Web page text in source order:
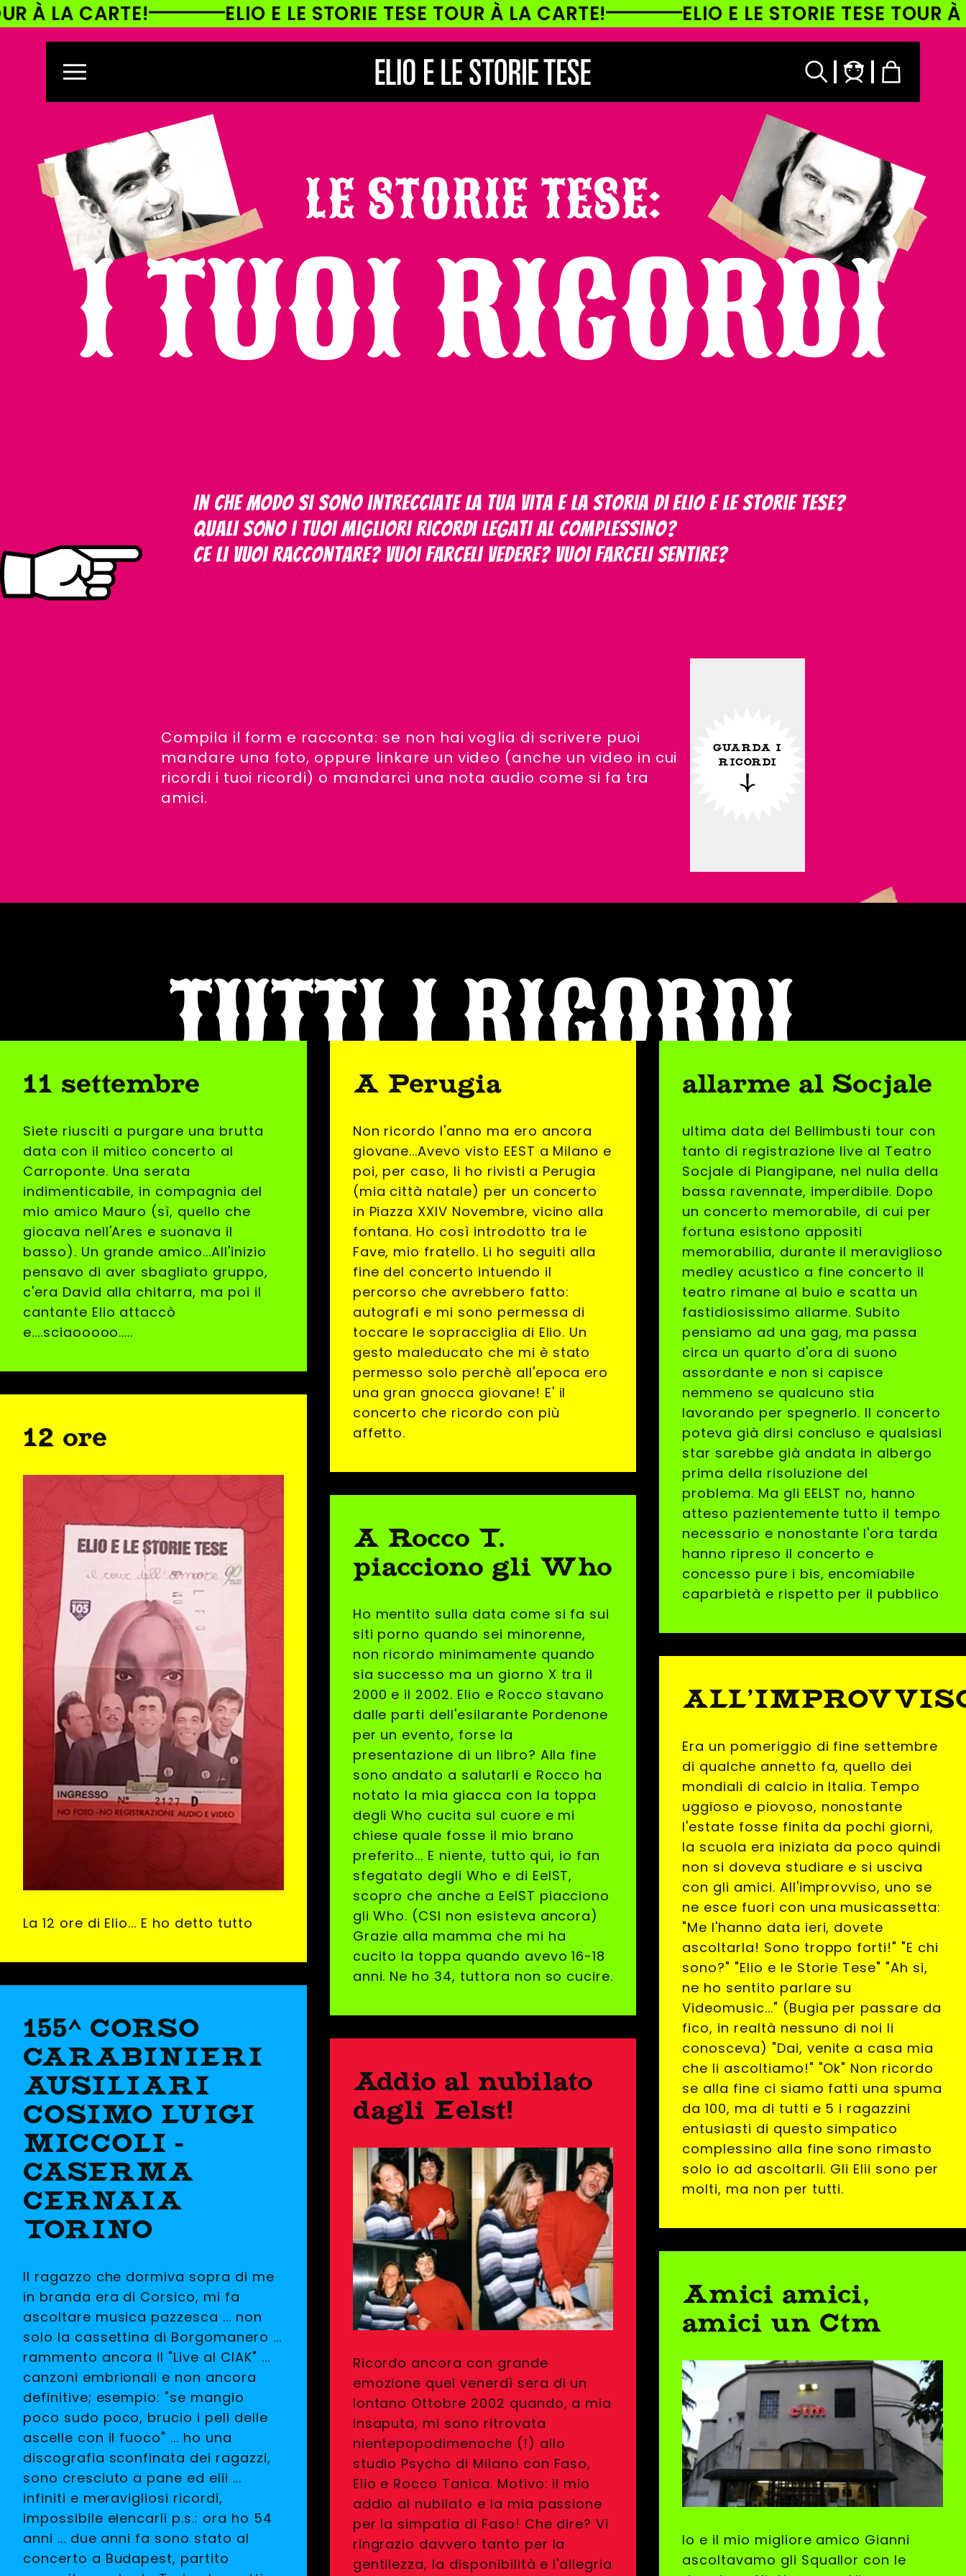
ELIO E LE STORIE TESE TOUR À LA CARTE! ELIO E LE STORIE TESE TOUR À LA CARTE!
Accedi
Carrello
LE STORIE TESE:
I TUOI RICORDI
In che modo si sono intrecciate la tua vita e la storia di Elio e le Storie Tese?
Quali sono i tuoi migliori ricordi legati al Complessino?
Ce li vuoi raccontare? Vuoi farceli vedere? Vuoi farceli sentire?
Compila il form e racconta: se non hai voglia di scrivere puoi
mandare una foto, oppure linkare un video (anche un video in cui
ricordi i tuoi ricordi) o mandarci una nota audio come si fa tra
amici.
GUARDA I
RICORDI
TUTTI I RICORDI
11 settembre
Siete riusciti a purgare una brutta
data con il mitico concerto al
Carroponte. Una serata
indimenticabile, in compagnia del
mio amico Mauro (sì, quello che
giocava nell'Ares e suonava il
basso). Un grande amico...All'inizio
pensavo di aver sbagliato gruppo,
c'era David alla chitarra, ma poi il
cantante Elio attaccò
e....sciaooooo.....
12 ore
La 12 ore di Elio... E ho detto tutto
155^ CORSO
CARABINIERI
AUSILIARI
COSIMO LUIGI
MICCOLI -
CASERMA
CERNAIA
TORINO
Il ragazzo che dormiva sopra di me
in branda era di Corsico, mi fa
ascoltare musica pazzesca ... non
solo la cassettina di Borgomanero ...
rammento ancora il "Live al CIAK" ...
canzoni embrionali e non ancora
definitive; esempio: "se mangio
poco sudo poco, brucio i peli delle
ascelle con il fuoco" ... ho una
discografia sconfinata dei ragazzi,
sono cresciuto a pane ed elii ...
infiniti e meravigliosi ricordi,
impossibile elencarli p.s.: ora ho 54
anni ... due anni fa sono stato al
concerto a Budapest, partito
A Perugia
Non ricordo l'anno ma ero ancora
giovane...Avevo visto EEST a Milano e
poi, per caso, li ho rivisti a Perugia
(mia città natale) per un concerto
in Piazza XXIV Novembre, vicino alla
fontana. Ho così introdotto tra le
Fave, mio fratello. Li ho seguiti alla
fine del concerto intuendo il
percorso che avrebbero fatto:
autografi e mi sono permessa di
toccare le sopracciglia di Elio. Un
gesto maleducato che mi è stato
permesso solo perchè all'epoca ero
una gran gnocca giovane! E' il
concerto che ricordo con più
affetto.
A Rocco T.
piacciono gli Who
Ho mentito sulla data come si fa sui
siti porno quando sei minorenne,
non ricordo minimamente quando
sia successo ma un giorno X tra il
2000 e il 2002. Elio e Rocco stavano
dalle parti dell'esilarante Pordenone
per un evento, forse la
presentazione di un libro? Alla fine
sono andato a salutarli e Rocco ha
notato la mia giacca con la toppa
degli Who cucita sul cuore e mi
chiese quale fosse il mio brano
preferito... E niente, tutto qui, io fan
sfegatato degli Who e di EelST,
scopro che anche a EelST piacciono
gli Who. (CSI non esisteva ancora)
Grazie alla mamma che mi ha
cucito la toppa quando avevo 16-18
anni. Ne ho 34, tuttora non so cucire.
Addio al nubilato
dagli Eelst!
Ricordo ancora con grande
emozione quel venerdì sera di un
lontano Ottobre 2002 quando, a mia
insaputa, mi sono ritrovata
nientepopodimenoche (!) allo
studio Psycho di Milano con Faso,
Elio e Rocco Tanica. Motivo: il mio
addio al nubilato e la mia passione
per la simpatia di Faso! Che dire? Vi
ringrazio davvero tanto per la
gentilezza, la disponibilità e l'allegria
allarme al Socjale
ultima data del Bellimbusti tour con
tanto di registrazione live al Teatro
Socjale di Piangipane, nel nulla della
bassa ravennate, imperdibile. Dopo
un concerto memorabile, di cui per
fortuna esistono appositi
memorabilia, durante il meraviglioso
medley acustico a fine concerto il
teatro rimane al buio e scatta un
fastidiosissimo allarme. Subito
pensiamo ad una gag, ma passa
circa un quarto d'ora di suono
assordante e non si capisce
nemmeno se qualcuno stia
lavorando per spegnerlo. Il concerto
poteva già dirsi concluso e qualsiasi
star sarebbe già andata in albergo
prima della risoluzione del
problema. Ma gli EELST no, hanno
atteso pazientemente tutto il tempo
necessario e nonostante l'ora tarda
hanno ripreso il concerto e
concesso pure i bis, encomiabile
caparbietà e rispetto per il pubblico
Era un pomeriggio di fine settembre
di qualche annetto fa, quello dei
mondiali di calcio in Italia. Tempo
uggioso e piovoso, nonostante
l'estate fosse finita da pochi giorni,
la scuola era iniziata da poco quindi
non si doveva studiare e si usciva
con gli amici. All'improvviso, uno se
ne esce fuori con una musicassetta:
"Me l'hanno data ieri, dovete
ascoltarla! Sono troppo forti!" "E chi
sono?" "Elio e le Storie Tese" "Ah si,
ne ho sentito parlare su
Videomusic..." (Bugia per passare da
fico, in realtà nessuno di noi li
conosceva) "Dai, venite a casa mia
che li ascoltiamo!" "Ok" Non ricordo
se alla fine ci siamo fatti una spuma
da 100, ma di tutti e 5 i ragazzini
entusiasti di questo simpatico
complessino alla fine sono rimasto
solo io ad ascoltarli. Gli Elii sono per
molti, ma non per tutti.
Amici amici,
amici un Ctm
Io e il mio migliore amico Gianni
ascoltavamo gli Squallor con le